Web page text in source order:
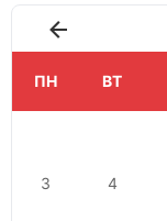
ПН ВТ
3 4